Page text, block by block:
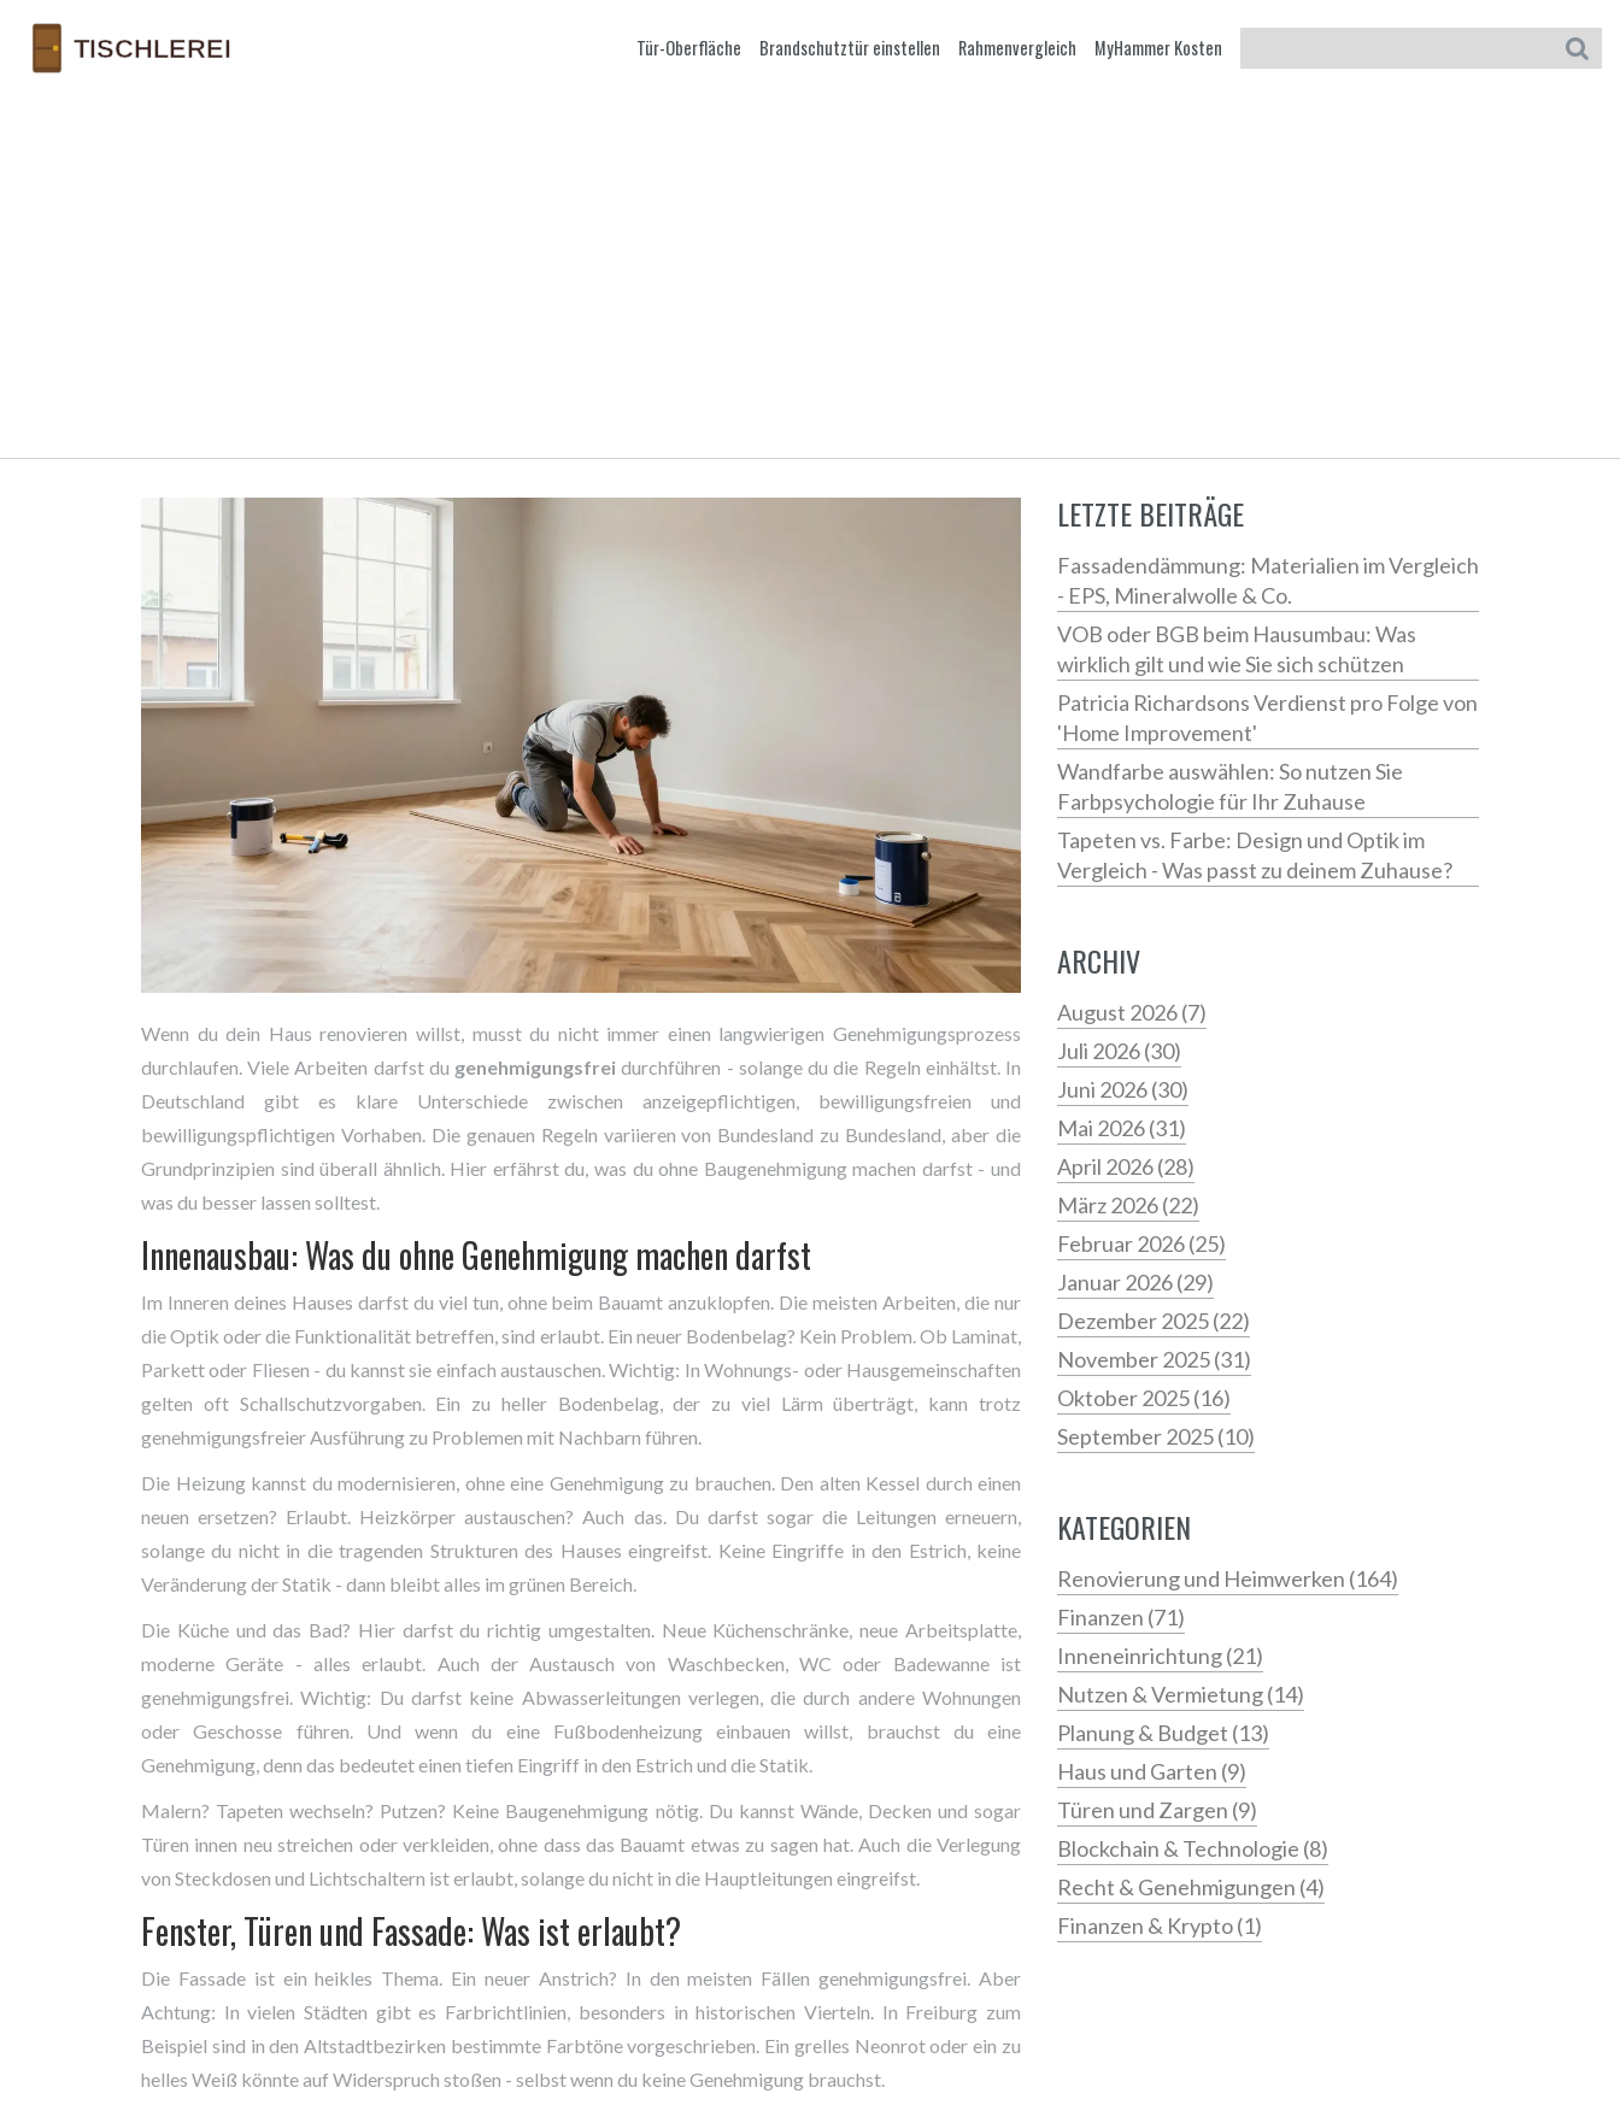
Tür-Oberfläche Brandschutztür einstellen Rahmenvergleich MyHammer Kosten
Wenn du dein Haus renovieren willst, musst du nicht immer einen langwierigen Genehmigungsprozess
durchlaufen. Viele Arbeiten darfst du genehmigungsfrei durchführen - solange du die Regeln einhältst. In
Deutschland gibt es klare Unterschiede zwischen anzeigepflichtigen, bewilligungsfreien und
bewilligungspflichtigen Vorhaben. Die genauen Regeln variieren von Bundesland zu Bundesland, aber die
Grundprinzipien sind überall ähnlich. Hier erfährst du, was du ohne Baugenehmigung machen darfst - und
was du besser lassen solltest.
Innenausbau: Was du ohne Genehmigung machen darfst
Im Inneren deines Hauses darfst du viel tun, ohne beim Bauamt anzuklopfen. Die meisten Arbeiten, die nur
die Optik oder die Funktionalität betreffen, sind erlaubt. Ein neuer Bodenbelag? Kein Problem. Ob Laminat,
Parkett oder Fliesen - du kannst sie einfach austauschen. Wichtig: In Wohnungs- oder Hausgemeinschaften
gelten oft Schallschutzvorgaben. Ein zu heller Bodenbelag, der zu viel Lärm überträgt, kann trotz
genehmigungsfreier Ausführung zu Problemen mit Nachbarn führen.
Die Heizung kannst du modernisieren, ohne eine Genehmigung zu brauchen. Den alten Kessel durch einen
neuen ersetzen? Erlaubt. Heizkörper austauschen? Auch das. Du darfst sogar die Leitungen erneuern,
solange du nicht in die tragenden Strukturen des Hauses eingreifst. Keine Eingriffe in den Estrich, keine
Veränderung der Statik - dann bleibt alles im grünen Bereich.
Die Küche und das Bad? Hier darfst du richtig umgestalten. Neue Küchenschränke, neue Arbeitsplatte,
moderne Geräte - alles erlaubt. Auch der Austausch von Waschbecken, WC oder Badewanne ist
genehmigungsfrei. Wichtig: Du darfst keine Abwasserleitungen verlegen, die durch andere Wohnungen
oder Geschosse führen. Und wenn du eine Fußbodenheizung einbauen willst, brauchst du eine
Genehmigung, denn das bedeutet einen tiefen Eingriff in den Estrich und die Statik.
Malern? Tapeten wechseln? Putzen? Keine Baugenehmigung nötig. Du kannst Wände, Decken und sogar
Türen innen neu streichen oder verkleiden, ohne dass das Bauamt etwas zu sagen hat. Auch die Verlegung
von Steckdosen und Lichtschaltern ist erlaubt, solange du nicht in die Hauptleitungen eingreifst.
Fenster, Türen und Fassade: Was ist erlaubt?
Die Fassade ist ein heikles Thema. Ein neuer Anstrich? In den meisten Fällen genehmigungsfrei. Aber
Achtung: In vielen Städten gibt es Farbrichtlinien, besonders in historischen Vierteln. In Freiburg zum
Beispiel sind in den Altstadtbezirken bestimmte Farbtöne vorgeschrieben. Ein grelles Neonrot oder ein zu
helles Weiß könnte auf Widerspruch stoßen - selbst wenn du keine Genehmigung brauchst.
LETZTE BEITRÄGE
Fassadendämmung: Materialien im Vergleich
- EPS, Mineralwolle & Co.
VOB oder BGB beim Hausumbau: Was
wirklich gilt und wie Sie sich schützen
Patricia Richardsons Verdienst pro Folge von
'Home Improvement'
Wandfarbe auswählen: So nutzen Sie
Farbpsychologie für Ihr Zuhause
Tapeten vs. Farbe: Design und Optik im
Vergleich - Was passt zu deinem Zuhause?
ARCHIV
August 2026(7)
Juli 2026(30)
Juni 2026(30)
Mai 2026(31)
April 2026(28)
März 2026(22)
Februar 2026(25)
Januar 2026(29)
Dezember 2025(22)
November 2025(31)
Oktober 2025(16)
September 2025(10)
KATEGORIEN
Renovierung und Heimwerken (164)
Finanzen (71)
Inneneinrichtung(21)
Nutzen & Vermietung(14)
Planung & Budget (13)
Haus und Garten (9)
Türen und Zargen (9)
Blockchain & Technologie (8)
Recht & Genehmigungen (4)
Finanzen & Krypto(1)